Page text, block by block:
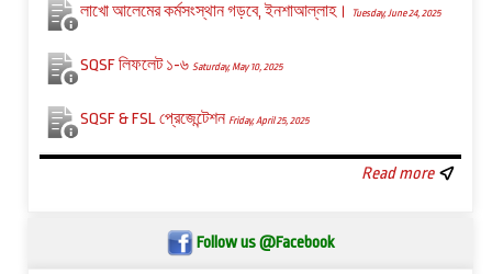
লাখো আলেমের কর্মসংস্থান গড়বে, ইনশাআল্লাহ। Tuesday, June 24, 2025
SQSF লিফলেট ১-৬ Saturday, May 10, 2025
SQSF & FSL প্রেজেন্টেশন Friday, April 25, 2025
Read more
Follow us @Facebook